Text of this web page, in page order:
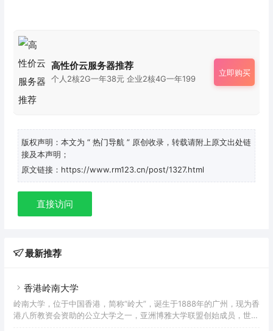
高性价云服务器推荐
个人2核2G一年38元 企业2核4G一年199
立即购买
版权声明：本文为 “ 热门导航 ” 原创收录，转载请附上原文出处链
接及本声明；
原文链接：https://www.rm123.cn/post/1327.html
直接访问
最新推荐
香港岭南大学
岭南大学，位于中国香港，简称“岭大”，诞生于1888年的广州，现为香
港八所教资会资助的公立大学之一，亚洲博雅大学联盟创始成员，世界